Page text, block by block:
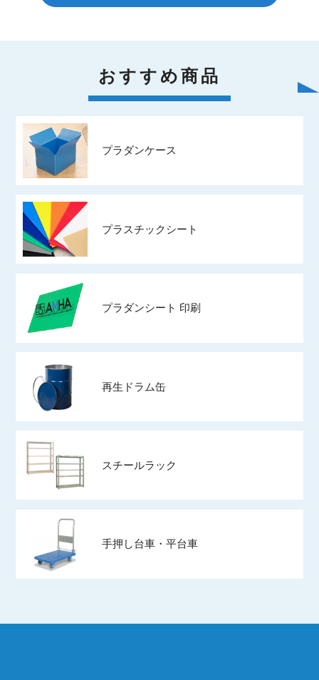
おすすめ商品
プラダンケース
プラスチックシート
プラダンシート 印刷
再生ドラム缶
スチールラック
手押し台車・平台車